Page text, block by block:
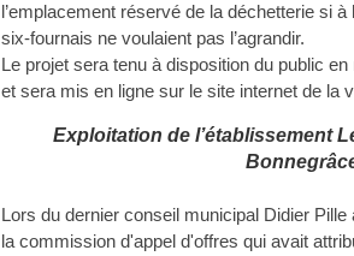
l’emplacement réservé de la déchetterie si à
six-fournais ne voulaient pas l’agrandir.
Le projet sera tenu à disposition du public
et sera mis en ligne sur le site internet de la
Exploitation de l’établissement
Lors du dernier conseil municipal Didier
la commission d'appel d'offres qui avait